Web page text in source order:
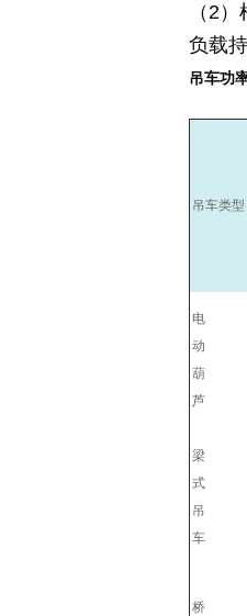
（2
负载
吊车功
吊车类型
电
动
葫
芦
梁
式
吊
车
桥